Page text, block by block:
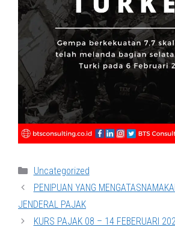
Categories
Uncategorized
PENIPUAN YANG
JENDERAL PAJAK
KURS PAJAK 08 – 14 FEBERUARI